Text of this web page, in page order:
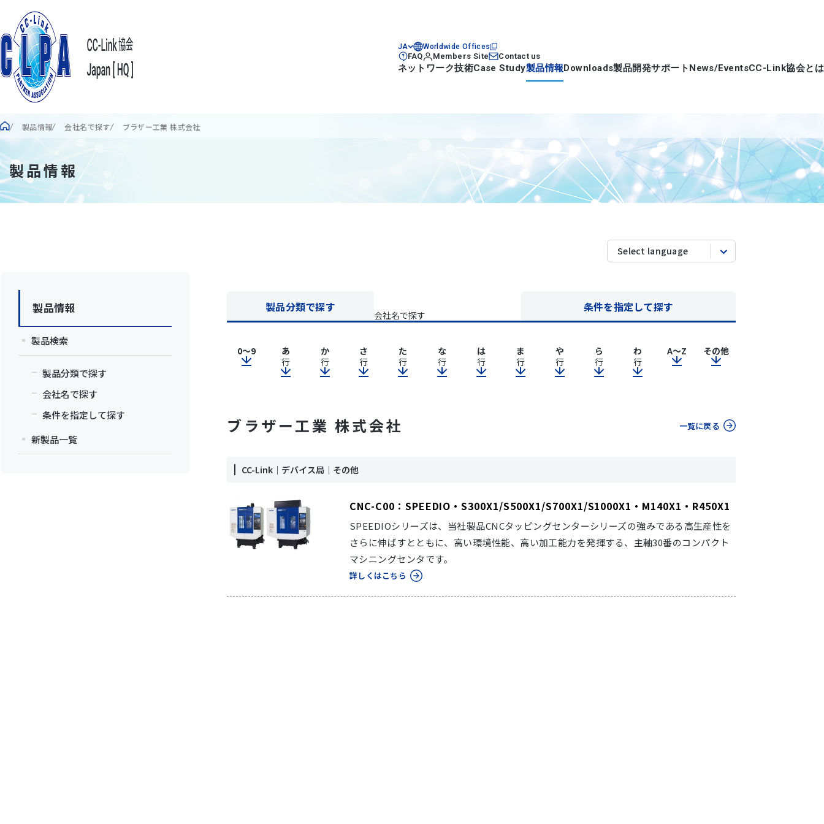
JA Worldwide Offices
FAQ Members Site Contact us
ネットワーク技術Case Study製品情報Downloads製品開発サポート News/EventsCC-Link協会とは
製品情報 会社名で探す ブラザー工業 株式会社
製品情報
製品情報
製品検索
製品分類で探す
会社名で探す
条件を指定して探す
新製品一覧
製品分類で探す
会社名で探す
条件を指定して探す
0～9
あ
行
か
行
さ
行
た
行
な
行
は
行
ま
行
や
行
ら
行
わ
行
A～Z その他
ブラザー工業 株式会社 一覧に戻る
CC-Link｜デバイス局｜その他
CNC-C00：SPEEDIO・S300X1/S500X1/S700X1/S1000X1・M140X1・R450X1
SPEEDIOシリーズは、当社製品CNCタッピングセンターシリーズの強みである高生産性を
さらに伸ばすとともに、高い環境性能、高い加工能力を発揮する、主軸30番のコンパクト
マシニングセンタです。
詳しくはこちら